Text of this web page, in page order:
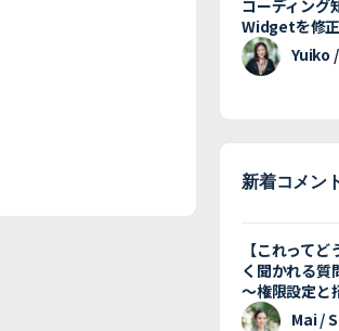
コーディング
Widgetを修
Yuiko
新着コメン
【これって
く聞かれる質
〜権限設定と
Mai /